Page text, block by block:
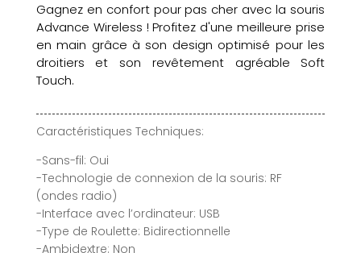
Gagnez en confort pour pas cher avec la souris
Advance Wireless ! Profitez d'une meilleure prise
en main grâce à son design optimisé pour les
droitiers et son revêtement agréable Soft
Touch.
Caractéristiques Techniques:
-Sans-fil: Oui
-Technologie de connexion de la souris: RF
(ondes radio)
-Interface avec l’ordinateur: USB
-Type de Roulette: Bidirectionnelle
-Ambidextre: Non